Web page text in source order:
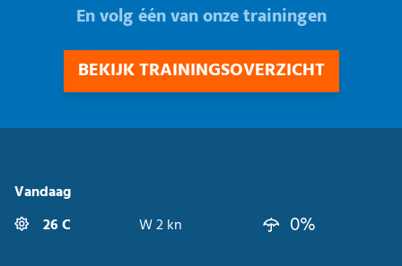
En volg één van onze trainingen
BEKIJK TRAININGSOVERZICHT
Vandaag
26 C
W 2 kn 0%